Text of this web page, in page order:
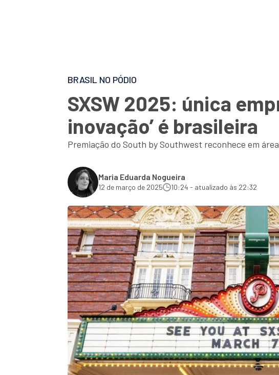
BRASIL NO PÓDIO
SXSW 2025: única
inovação’ é brasileira
Premiação do South by Southwest reconhece em
Maria Eduarda Nogueira
12 de março de 2025 10:24 - atualizado às 22:32